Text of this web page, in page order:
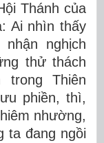
Thánh của
Ai nhìn thấy
nghịch
thử thách
trong Thiên
phiền, thì,
nhường,
ta đang ngồi